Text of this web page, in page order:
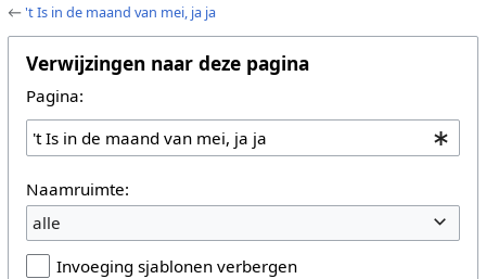
←'t Is in de maand van mei, ja ja
Verwijzingen naar deze pagina
Pagina:
Naamruimte:
alle
Invoeging sjablonen verbergen